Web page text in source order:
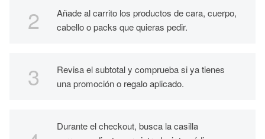
Añade al carrito los productos de cara, cuerpo,
cabello o packs que quieras pedir.
Revisa el subtotal y comprueba si ya tienes
una promoción o regalo aplicado.
Durante el checkout, busca la casilla